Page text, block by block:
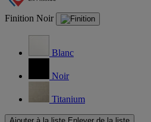
Finition Noir
Blanc
Noir
Titanium